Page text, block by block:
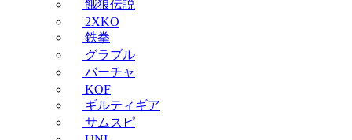
餓狼伝説
2XKO
鉄拳
グラブル
バーチャ
KOF
ギルティギア
サムスピ